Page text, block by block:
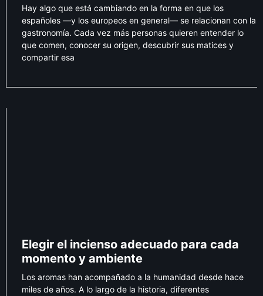
Hay algo que está cambiando en la forma en que los
españoles —y los europeos en general— se relacionan con la
gastronomía. Cada vez más personas quieren entender lo
que comen, conocer su origen, descubrir sus matices y
compartir esa
Elegir el incienso adecuado para cada
momento y ambiente
Los aromas han acompañado a la humanidad desde hace
miles de años. A lo largo de la historia, diferentes